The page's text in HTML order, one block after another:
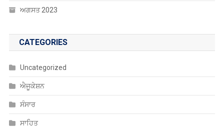
ਅਗਸਤ 2023
CATEGORIES
Uncategorized
ਐਜੂਕੇਸ਼ਨ
ਸੰਸਾਰ
ਸਾਹਿਤ